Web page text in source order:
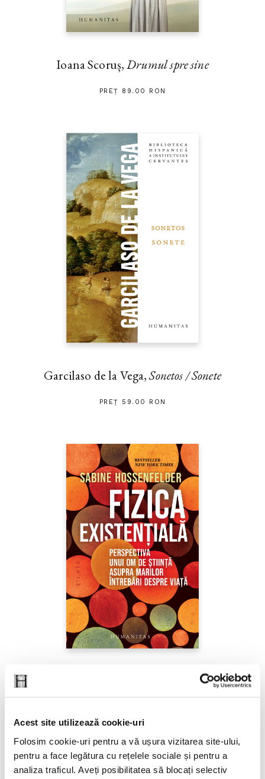
Acest site utilizează cookie-uri
Folosim cookie-uri pentru a vă ușura vizitarea site-ului,
pentru a face legătura cu rețelele sociale și pentru a
analiza traficul. Aveți posibilitatea să blocați selectiv
Ioana Scoruș,Drumul spre sine
PREȚ 89.00 RON
Garcilaso de la Vega,Sonetos / Sonete
PREȚ 59.00 RON
Fizica existenţială